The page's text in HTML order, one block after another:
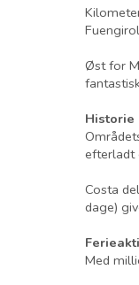
Øst for
Historie
efterladt
Costa
dage)
Med